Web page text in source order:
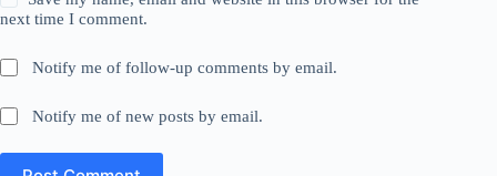
next time I comment.
Notify me of follow-up comments by email.
Notify me of new posts by email.